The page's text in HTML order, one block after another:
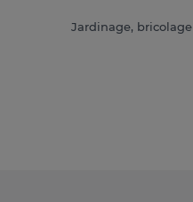
Jardinage, bricolage